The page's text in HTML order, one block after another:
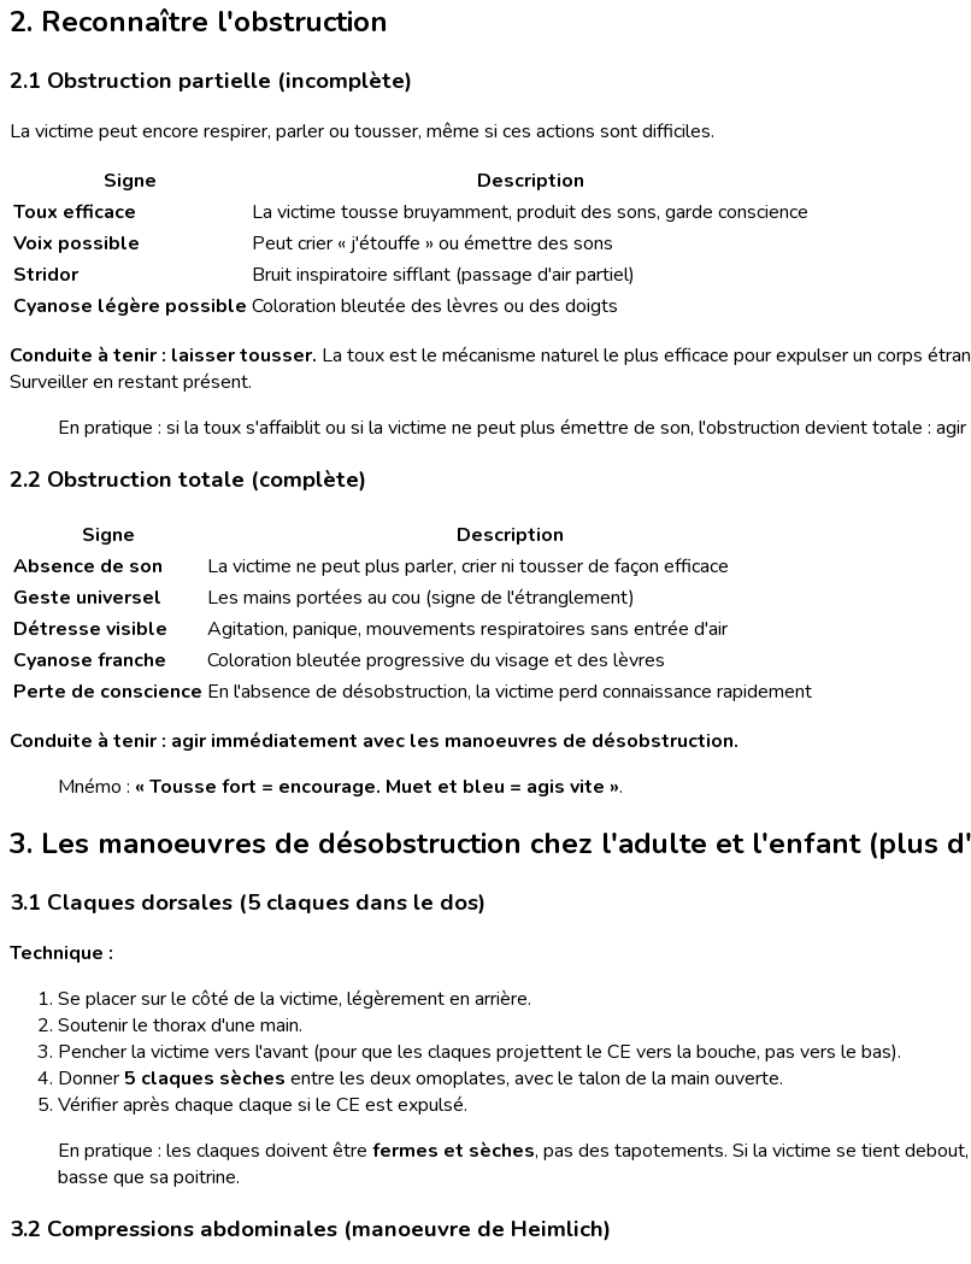
2. Reconnaître l'obstruction
2.1 Obstruction partielle (incomplète)
La victime peut encore respirer, parler ou tousser, même si ces actions sont difficiles.
Signe
Description
Toux efficace
La victime tousse bruyamment, produit des sons, garde conscience
Voix possible
Peut crier « j'étouffe » ou émettre des sons
Stridor
Bruit inspiratoire sifflant (passage d'air partiel)
Cyanose légère possible Coloration bleutée des lèvres ou des doigts
Conduite à tenir : laisser tousser. La toux est le mécanisme naturel le plus efficace pour expulser un corps
Surveiller en restant présent.
En pratique : si la toux s'affaiblit ou si la victime ne peut plus émettre de son, l'obstruction devient totale :
2.2 Obstruction totale (complète)
Signe
Description
Absence de son
La victime ne peut plus parler, crier ni tousser de façon efficace
Geste universel
Les mains portées au cou (signe de l'étranglement)
Détresse visible
Agitation, panique, mouvements respiratoires sans entrée d'air
Cyanose franche
Coloration bleutée progressive du visage et des lèvres
Perte de conscience En l'absence de désobstruction, la victime perd connaissance rapidement
Conduite à tenir : agir immédiatement avec les manoeuvres de désobstruction.
Mnémo : « Tousse fort = encourage. Muet et bleu = agis vite ».
3. Les manoeuvres de désobstruction chez l'adulte et l'enfant (plus
3.1 Claques dorsales (5 claques dans le dos)
Technique :
Se placer sur le côté de la victime, légèrement en arrière.
Soutenir le thorax d'une main.
Pencher la victime vers l'avant (pour que les claques projettent le CE vers la bouche, pas vers le bas).
Donner 5 claques sèches entre les deux omoplates, avec le talon de la main ouverte.
Vérifier après chaque claque si le CE est expulsé.
En pratique : les claques doivent être fermes et sèches, pas des tapotements. Si la victime se tient
basse que sa poitrine.
3.2 Compressions abdominales (manoeuvre de Heimlich)